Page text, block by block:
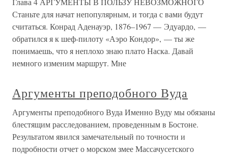
Станьте для начат непопулярным, и тогда с вами будут
считаться. Конрад Аденауэр, 1876–1967 — Эдуардо, —
обратился я к шеф-пилоту «Аэро Кондор», — ты же
понимаешь, что я неплохо знаю плато Наска. Давай
немного изменим маршрут. Мне
Аргументы преподобного Вуда
Аргументы преподобного Вуда Именно Вуду мы обязаны
блестящим расследованием, проведенным в Бостоне.
Результатом явился замечательный по точности и
подробности отчет о морском змее Массачусетского